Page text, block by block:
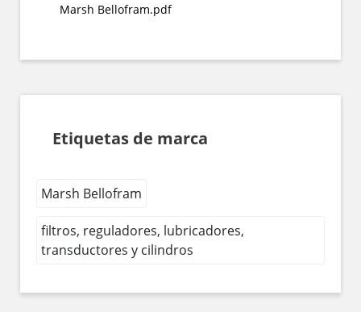
Marsh Bellofram.pdf
Etiquetas de marca
Marsh Bellofram
filtros, reguladores, lubricadores,
transductores y cilindros